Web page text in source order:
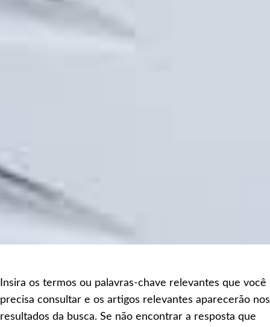
Insira os termos ou palavras-chave relevantes que você
precisa consultar e os artigos relevantes aparecerão nos
resultados da busca. Se não encontrar a resposta que